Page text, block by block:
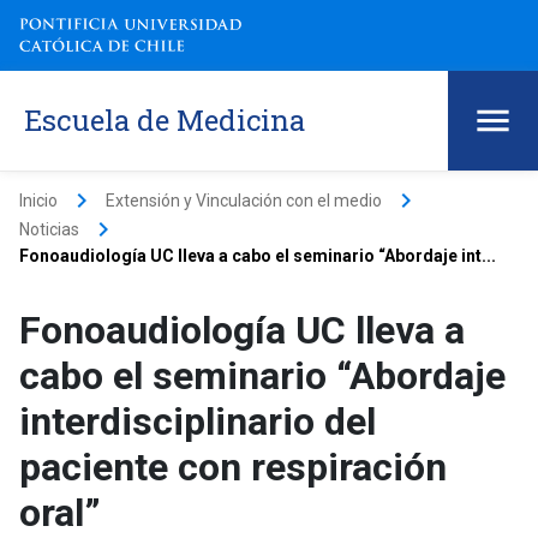
Escuela de Medicina
Inicio keyboard_arrow_right Extensión y Vinculación con el medio keyboard_arrow_right
Noticias keyboard_arrow_right
Fonoaudiología UC lleva a cabo el seminario “Abordaje int...
Fonoaudiología UC lleva a
cabo el seminario “Abordaje
interdisciplinario del
paciente con respiración
oral”